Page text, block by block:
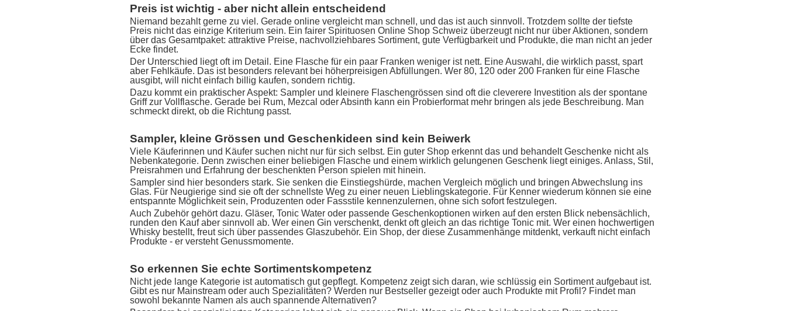
Preis ist wichtig - aber nicht allein entscheidend
Niemand bezahlt gerne zu viel. Gerade online vergleicht man schnell, und das ist auch sinnvoll. Trotzdem sollte der tiefste
Preis nicht das einzige Kriterium sein. Ein fairer Spirituosen Online Shop Schweiz überzeugt nicht nur über Aktionen, sondern
über das Gesamtpaket: attraktive Preise, nachvollziehbares Sortiment, gute Verfügbarkeit und Produkte, die man nicht an jeder
Ecke findet.
Der Unterschied liegt oft im Detail. Eine Flasche für ein paar Franken weniger ist nett. Eine Auswahl, die wirklich passt, spart
aber Fehlkäufe. Das ist besonders relevant bei höherpreisigen Abfüllungen. Wer 80, 120 oder 200 Franken für eine Flasche
ausgibt, will nicht einfach billig kaufen, sondern richtig.
Dazu kommt ein praktischer Aspekt: Sampler und kleinere Flaschengrössen sind oft die cleverere Investition als der spontane
Griff zur Vollflasche. Gerade bei Rum, Mezcal oder Absinth kann ein Probierformat mehr bringen als jede Beschreibung. Man
schmeckt direkt, ob die Richtung passt.
Sampler, kleine Grössen und Geschenkideen sind kein Beiwerk
Viele Käuferinnen und Käufer suchen nicht nur für sich selbst. Ein guter Shop erkennt das und behandelt Geschenke nicht als
Nebenkategorie. Denn zwischen einer beliebigen Flasche und einem wirklich gelungenen Geschenk liegt einiges. Anlass, Stil,
Preisrahmen und Erfahrung der beschenkten Person spielen mit hinein.
Sampler sind hier besonders stark. Sie senken die Einstiegshürde, machen Vergleich möglich und bringen Abwechslung ins
Glas. Für Neugierige sind sie oft der schnellste Weg zu einer neuen Lieblingskategorie. Für Kenner wiederum können sie eine
entspannte Möglichkeit sein, Produzenten oder Fassstile kennenzulernen, ohne sich sofort festzulegen.
Auch Zubehör gehört dazu. Gläser, Tonic Water oder passende Geschenkoptionen wirken auf den ersten Blick nebensächlich,
runden den Kauf aber sinnvoll ab. Wer einen Gin verschenkt, denkt oft gleich an das richtige Tonic mit. Wer einen hochwertigen
Whisky bestellt, freut sich über passendes Glaszubehör. Ein Shop, der diese Zusammenhänge mitdenkt, verkauft nicht einfach
Produkte - er versteht Genussmomente.
So erkennen Sie echte Sortimentskompetenz
Nicht jede lange Kategorie ist automatisch gut gepflegt. Kompetenz zeigt sich daran, wie schlüssig ein Sortiment aufgebaut ist.
Gibt es nur Mainstream oder auch Spezialitäten? Werden nur Bestseller gezeigt oder auch Produkte mit Profil? Findet man
sowohl bekannte Namen als auch spannende Alternativen?